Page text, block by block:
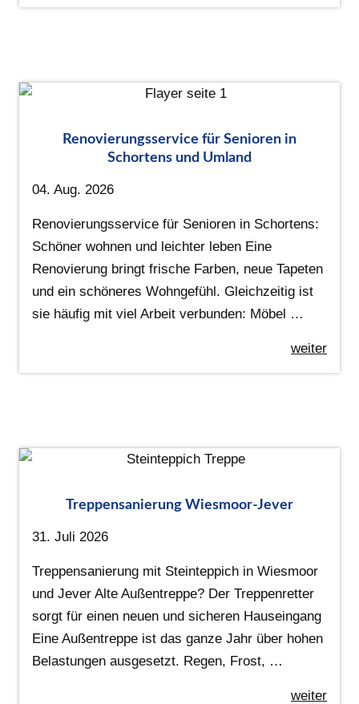
Renovierungsservice für Senioren in
Schortens und Umland
04. Aug. 2026
Renovierungsservice für Senioren in Schortens:
Schöner wohnen und leichter leben Eine
Renovierung bringt frische Farben, neue Tapeten
und ein schöneres Wohngefühl. Gleichzeitig ist
sie häufig mit viel Arbeit verbunden: Möbel …
weiter
Treppensanierung Wiesmoor-Jever
31. Juli 2026
Treppensanierung mit Steinteppich in Wiesmoor
und Jever Alte Außentreppe? Der Treppenretter
sorgt für einen neuen und sicheren Hauseingang
Eine Außentreppe ist das ganze Jahr über hohen
Belastungen ausgesetzt. Regen, Frost, …
weiter